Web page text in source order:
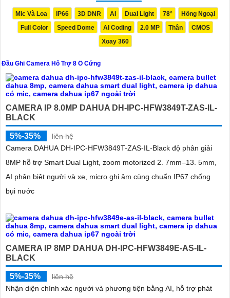
có đủ tính năng cần thiết như hỗ trợ độ phân giải cao, tính năng ghi
hình liên tục/định tuyến, khả năng sao lưu dữ liệu dễ dàng.
Nhờ vào việc sử dụng đầu ghi camera hỗ trợ 8 ổ cứng, bạn sẽ có thể
giám sát tốt hơn và bảo vệ tài sản của mình một cách hiệu quả và an
toàn. Hãy lựa chọn sản phẩm phù hợp và đáng tin cậy để Hoàn toàn
tin cậy an ninh cho gia đình và công việc của bạn!
Mic Và Loa IP66 3D DNR AI Dual Light 78°
Hồng Ngoại
Full Color
Speed Dome AI Coding 2.0 MP Thân
CMOS
Xoay 360
Đầu Ghi Camera Hỗ Trợ 8 Ổ Cứng
CAMERA IP 8.0MP DAHUA DH-IPC-HFW3849T-ZAS-IL-
BLACK
5%-35%
liên hệ
Camera DAHUA DH-IPC-HFW3849T-ZAS-IL-Black độ phân giải
8MP hỗ trợ Smart Dual Light, zoom motorized 2. 7mm–13. 5mm,
AI phân biệt người và xe, micro ghi âm cùng chuẩn IP67 chống
bụi nước
CAMERA IP 8MP DAHUA DH-IPC-HFW3849E-AS-IL-
BLACK
5%-35%
liên hệ
Nhận diện chính xác người và phương tiện bằng AI, hỗ trợ phát